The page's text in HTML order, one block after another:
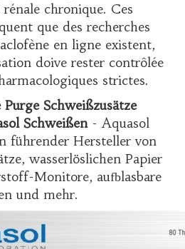
rénale chronique. Ces
que des recherches
en ligneexistent,
doive rester contrôlée
strictes.
Purge Schweißzusätze
Schweißen- Aquasol
führender Hersteller von
wasserlöslichen Papier
Monitore, aufblasbare
und mehr.